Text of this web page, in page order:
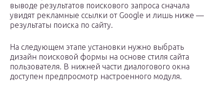
выводе результатов поискового запроса сначала
увидят рекламные ссылки от Google и лишь ниже —
результаты поиска по сайту.
На следующем этапе установки нужно выбрать
дизайн поисковой формы на основе стиля сайта
пользователя. В нижней части диалогового окна
доступен предпросмотр настроенного модуля.